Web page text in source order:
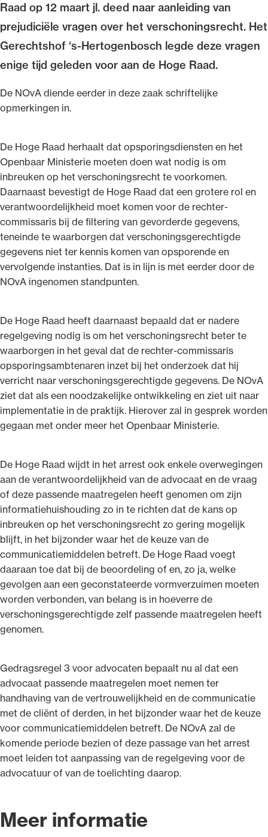
Raad op 12 maart jl. deed naar aanleiding van
prejudiciële vragen over het verschoningsrecht. Het
Gerechtshof ‘s-Hertogenbosch legde deze vragen
enige tijd geleden voor aan de Hoge Raad.
De NOvA diende eerder in deze zaak schriftelijke
opmerkingen in.
De Hoge Raad herhaalt dat opsporingsdiensten en het
Openbaar Ministerie moeten doen wat nodig is om
inbreuken op het verschoningsrecht te voorkomen.
Daarnaast bevestigt de Hoge Raad dat een grotere rol en
verantwoordelijkheid moet komen voor de rechter-
commissaris bij de filtering van gevorderde gegevens,
teneinde te waarborgen dat verschoningsgerechtigde
gegevens niet ter kennis komen van opsporende en
vervolgende instanties. Dat is in lijn is met eerder door de
NOvA ingenomen standpunten.
De Hoge Raad heeft daarnaast bepaald dat er nadere
regelgeving nodig is om het verschoningsrecht beter te
waarborgen in het geval dat de rechter-commissaris
opsporingsambtenaren inzet bij het onderzoek dat hij
verricht naar verschoningsgerechtigde gegevens. De NOvA
ziet dat als een noodzakelijke ontwikkeling en ziet uit naar
implementatie in de praktijk. Hierover zal in gesprek worden
gegaan met onder meer het Openbaar Ministerie.
De Hoge Raad wijdt in het arrest ook enkele overwegingen
aan de verantwoordelijkheid van de advocaat en de vraag
of deze passende maatregelen heeft genomen om zijn
informatiehuishouding zo in te richten dat de kans op
inbreuken op het verschoningsrecht zo gering mogelijk
blijft, in het bijzonder waar het de keuze van de
communicatiemiddelen betreft. De Hoge Raad voegt
daaraan toe dat bij de beoordeling of en, zo ja, welke
gevolgen aan een geconstateerde vormverzuimen moeten
worden verbonden, van belang is in hoeverre de
verschoningsgerechtigde zelf passende maatregelen heeft
genomen.
Gedragsregel 3 voor advocaten bepaalt nu al dat een
advocaat passende maatregelen moet nemen ter
handhaving van de vertrouwelijkheid en de communicatie
met de cliënt of derden, in het bijzonder waar het de keuze
voor communicatiemiddelen betreft. De NOvA zal de
komende periode bezien of deze passage van het arrest
moet leiden tot aanpassing van de regelgeving voor de
advocatuur of van de toelichting daarop.
Meer informatie
Ondersteuning voor advocaten bij hun
geheimhoudernummers.